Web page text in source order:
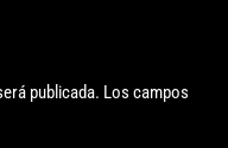
publicada. Los campos